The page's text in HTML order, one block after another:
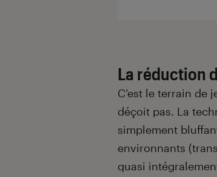
La réduction
C’est le terrain de
déçoit pas. La
simplement
environnants
quasi